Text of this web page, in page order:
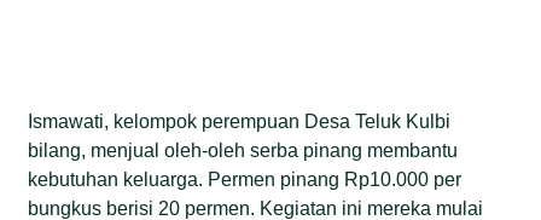
Ismawati, kelompok perempuan Desa Teluk Kulbi
bilang, menjual oleh-oleh serba pinang membantu
kebutuhan keluarga. Permen pinang Rp10.000 per
bungkus berisi 20 permen. Kegiatan ini mereka mulai